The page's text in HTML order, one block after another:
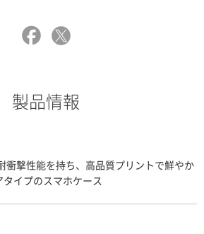
製品情報
衝撃性能を持ち、高品質プリントで鮮やか
イプのスマホケース